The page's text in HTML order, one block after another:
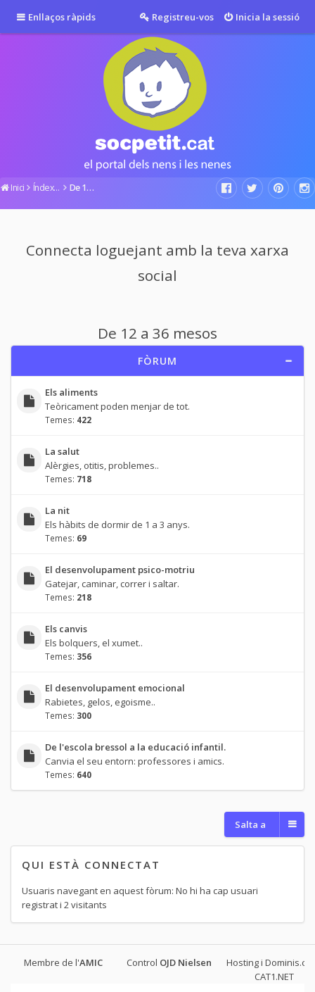
Enllaços ràpids Inicia la sessió
Registreu-vos
Inici Índex del fòrum De 12 a 36 mesos
Connecta loguejant amb la teva xarxa
social
De 12 a 36 mesos
FÒRUM
Els aliments
Teòricament poden menjar de tot.
Temes: 422
La salut
Alèrgies, otitis, problemes..
Temes: 718
La nit
Els hàbits de dormir de 1 a 3 anys.
Temes: 69
El desenvolupament psico-motriu
Gatejar, caminar, correr i saltar.
Temes: 218
Els canvis
Els bolquers, el xumet..
Temes: 356
El desenvolupament emocional
Rabietes, gelos, egoisme..
Temes: 300
De l'escola bressol a la educació infantil.
Canvia el seu entorn: professores i amics.
Temes: 640
Salta a
QUI ESTÀ CONNECTAT
Usuaris navegant en aquest fòrum: No hi ha cap usuari
registrat i 2 visitants
Membre de l'AMIC Control OJD Nielsen
Hosting i
CAT1.NET